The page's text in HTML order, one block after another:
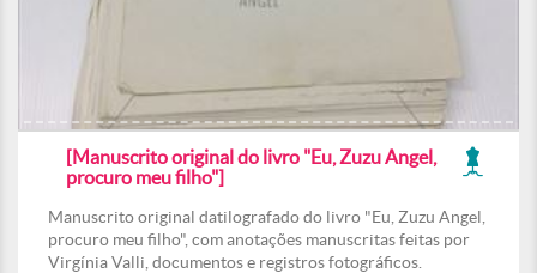
[Manuscrito original do livro "Eu, Zuzu Angel,
procuro meu filho"]
Manuscrito original datilografado do livro "Eu, Zuzu Angel,
procuro meu filho", com anotações manuscritas feitas por
Virgínia Valli, documentos e registros fotográficos.